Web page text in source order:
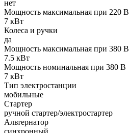
нет
Мощность максимальная при 220 В
7 кВт
Колеса и ручки
да
Мощность максимальная при 380 В
7.5 кВт
Мощность номинальная при 380 В
7 кВт
Тип электростанции
мобильные
Стартер
ручной стартер/электростартер
Альтернатор